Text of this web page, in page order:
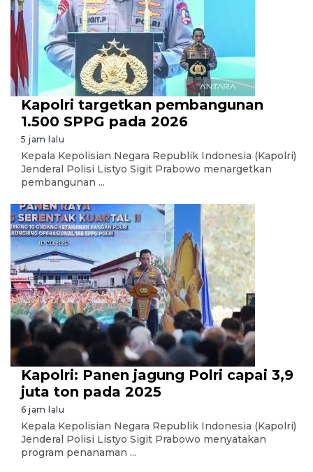
Kapolri targetkan pembangunan
1.500 SPPG pada 2026
5 jam lalu
Kepala Kepolisian Negara Republik Indonesia (Kapolri)
Jenderal Polisi Listyo Sigit Prabowo menargetkan
pembangunan ...
Kapolri: Panen jagung Polri capai 3,9
juta ton pada 2025
6 jam lalu
Kepala Kepolisian Negara Republik Indonesia (Kapolri)
Jenderal Polisi Listyo Sigit Prabowo menyatakan
program penanaman ...